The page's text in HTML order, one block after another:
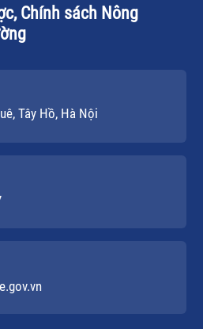
Chính sách Nông
Tây Hồ, Hà Nội